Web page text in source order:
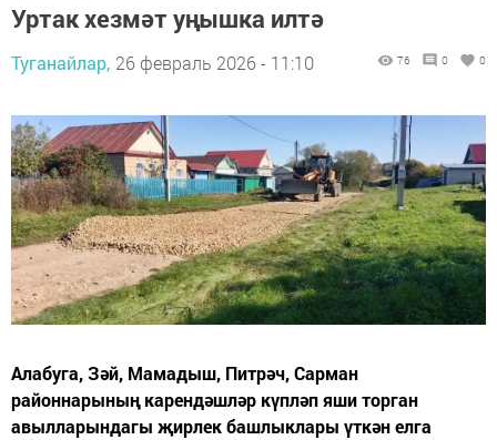
Уртак хезмәт уңышка илтә
Туганайлар, 26 февраль 2026 - 11:10 76 0 0
Алабуга, Зәй, Мамадыш, Питрәч, Сарман
районнарының карендәшләр күпләп яши торган
авылларындагы җирлек башлыклары үткән елга